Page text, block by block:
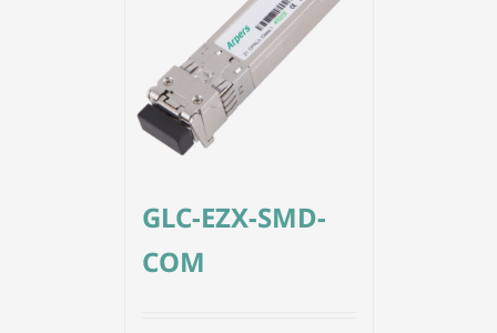
GLC-EZX-SMD-
COM